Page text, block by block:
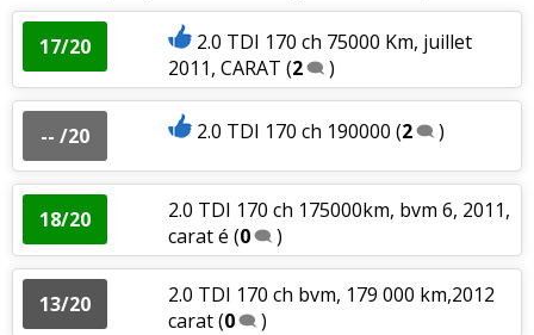
17/20
2.0 TDI 170 ch 75000 Km, juillet
2011, CARAT (2 )
-- /20 2.0 TDI 170 ch 190000 (2 )
18/20
2.0 TDI 170 ch 175000km, bvm 6, 2011,
carat é (0 )
13/20
2.0 TDI 170 ch bvm, 179 000 km,2012
carat(0 )